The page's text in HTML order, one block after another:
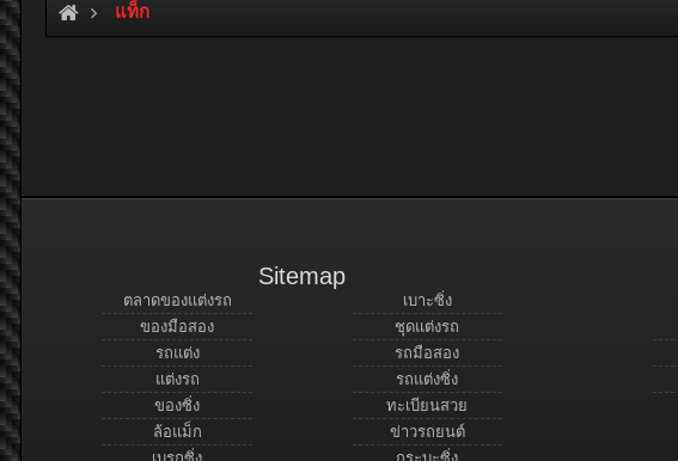
แท็ก
Sitemap
ตลาดของแต่งรถ
ของมือสอง
รถแต่ง
แต่งรถ
ของซิ่ง
ล้อแม็ก
เบาะซิ่ง
ชุดแต่งรถ
รถมือสอง
รถแต่งซิ่ง
ทะเบียนสวย
ข่าวรถยนต์